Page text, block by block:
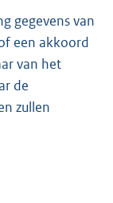
gegevens van
een akkoord
van het
de
zullen